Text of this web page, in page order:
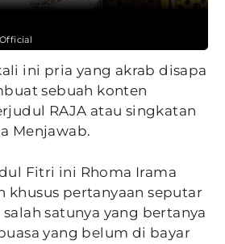
ini pria yang akrab disapa
sebuah konten
RAJA atau singkatan
Menjawab.
Fitri ini Rhoma Irama
khusus pertanyaan seputar
satunya yang bertanya
yang belum di bayar